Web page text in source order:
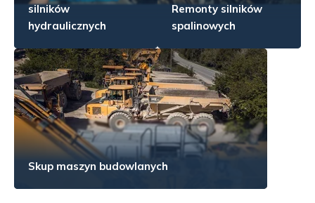
silników
hydraulicznych
Remonty silników
spalinowych
Skup maszyn budowlanych